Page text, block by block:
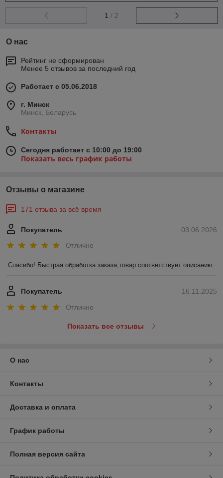
1 / 2
О нас
Рейтинг не сформирован
Менее 5 отзывов за последний год
Работает с 05.06.2018
г. Минск
Минск, Беларусь
Контакты
Сегодня работает с 10:00 до 19:00
Показать весь график работы
Отзывы о магазине
171 отзыва за всё время
03.06.2026
Покупатель
Отлично
Спасибо! Быстрая обработка заказа,товар соответствует описанию.
16.11.2025
Покупатель
Отлично
Показать все отзывы
О нас
Контакты
Доставка и оплата
График работы
Полная версия сайта